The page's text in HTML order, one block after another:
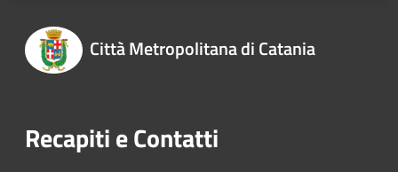
Città Metropolitana di Catania
Recapiti e Contatti